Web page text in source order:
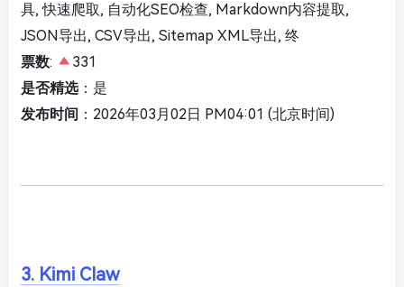
具, 快速爬取, 自动化SEO检查, Markdown内容提取,
JSON导出, CSV导出, Sitemap XML导出, 终
票数:
331
是否精选：是
发布时间 ：2026年03月02日 PM04:01 (北京时间)
3. Kimi Claw